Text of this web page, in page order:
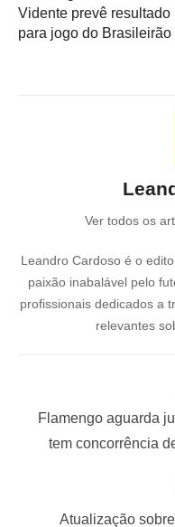
Vidente prevê resultado
para jogo do Brasileirão
Ver todos os
Leandro Cardoso é o
paixão inabalável pelo
profissionais dedicados a
relevantes
Flamengo aguarda
tem concorrência
Atualização